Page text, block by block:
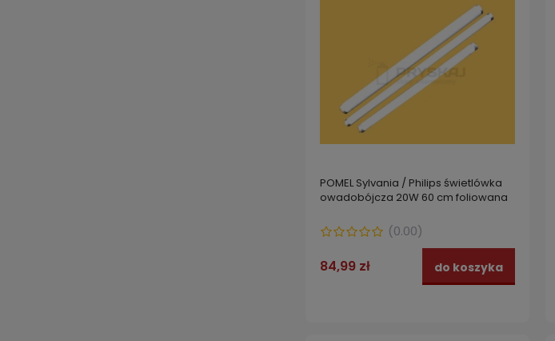
POMEL Sylvania / Philips świetlówka
owadobójcza 20W 60 cm foliowana
(0.00)
84,99 zł do koszyka